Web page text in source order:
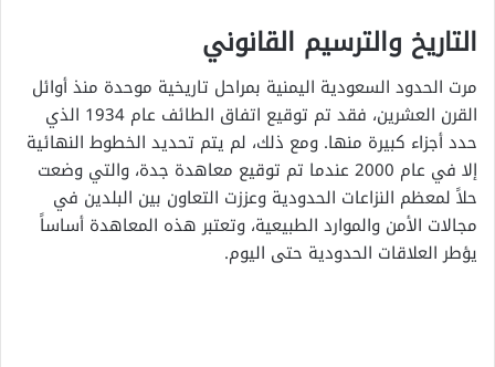
التاريخ والترسيم القانوني
مرت الحدود السعودية اليمنية بمراحل تاريخية موحدة منذ أوائل
القرن العشرين، فقد تم توقيع اتفاق الطائف عام 1934 الذي
حدد أجزاء كبيرة منها. ومع ذلك، لم يتم تحديد الخطوط النهائية
إلا في عام 2000 عندما تم توقيع معاهدة جدة، والتي وضعت
حلاً لمعظم النزاعات الحدودية وعززت التعاون بين البلدين في
مجالات الأمن والموارد الطبيعية، وتعتبر هذه المعاهدة أساساً
يؤطر العلاقات الحدودية حتى اليوم.